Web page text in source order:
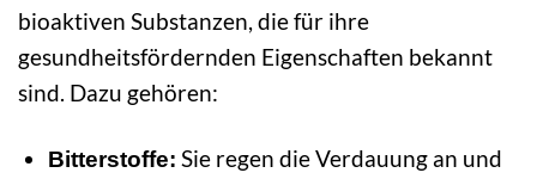
bioaktiven Substanzen, die für ihre
gesundheitsfördernden Eigenschaften bekannt
sind. Dazu gehören:
Bitterstoffe: Sie regen die Verdauung an und